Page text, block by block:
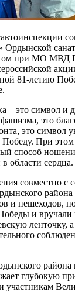
при МО МВД
81-летию
– это символ и
это
это символ
При
способ
области сердца.
совместно с
района
и пешеходов,
и вручали
ленточку,
района
глубокую
участникам